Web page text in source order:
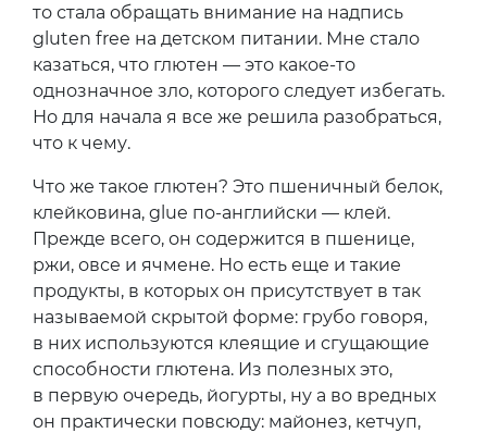
то стала обращать внимание на надпись
gluten free на детском питании. Мне стало
казаться, что глютен — это какое-то
однозначное зло, которого следует избегать.
Но для начала я все же решила разобраться,
что к чему.
Что же такое глютен? Это пшеничный белок,
клейковина, glue по-английски — клей.
Прежде всего, он содержится в пшенице,
ржи, овсе и ячмене. Но есть еще и такие
продукты, в которых он присутствует в так
называемой скрытой форме: грубо говоря,
в них используются клеящие и сгущающие
способности глютена. Из полезных это,
в первую очередь, йогурты, ну а во вредных
он практически повсюду: майонез, кетчуп,